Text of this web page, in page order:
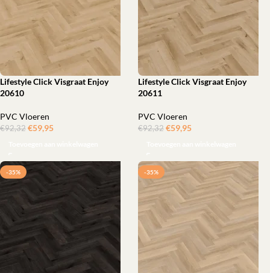
Lifestyle Click Visgraat Enjoy
20610
PVC Vloeren
€92,32 €59,95
Lifestyle Click Visgraat Enjoy
20611
PVC Vloeren
€92,32 €59,95
-35% -35%